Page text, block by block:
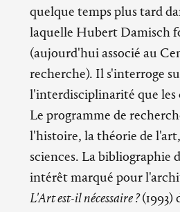
quelque temps plus tard
laquelle Hubert Damisch
(aujourd'hui associé au
recherche). Il s'interroge
l'interdisciplinarité que les
Le programme de
l'histoire, la théorie de
sciences. La bibliographie
intérêt marqué pour
L'Art est-il nécessaire ?